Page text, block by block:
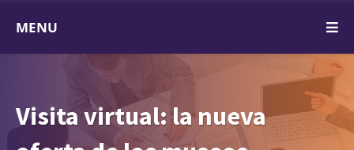
MENU
Visita virtual: la nueva